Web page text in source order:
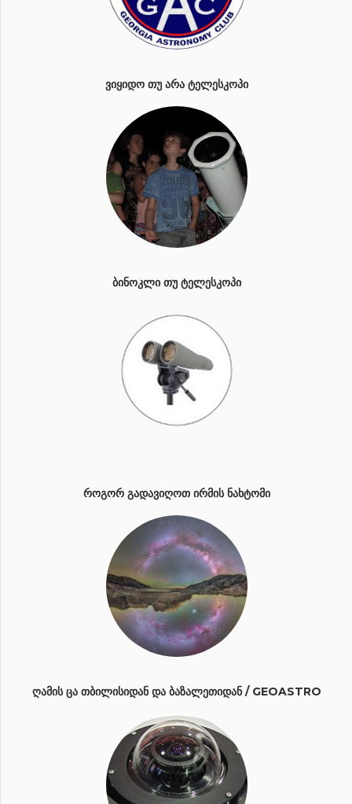
ᲕᲘᲧᲘᲓᲝ ᲗᲣ ᲐᲠᲐ ᲢᲔᲚᲔᲡᲙᲝᲞᲘ
ᲑᲘᲜᲝᲙᲚᲘ ᲗᲣ ᲢᲔᲚᲔᲡᲙᲝᲞᲘ
ᲠᲝᲒᲝᲠ ᲒᲐᲓᲐᲕᲘᲦᲝᲗ ᲘᲠᲛᲘᲡ ᲜᲐᲮᲢᲝᲛᲘ
ᲦᲐᲛᲘᲡ ᲪᲐ ᲗᲑᲘᲚᲘᲡᲘᲓᲐᲜ ᲓᲐ ᲑᲐᲖᲐᲚᲔᲗᲘᲓᲐᲜ / GEOASTRO